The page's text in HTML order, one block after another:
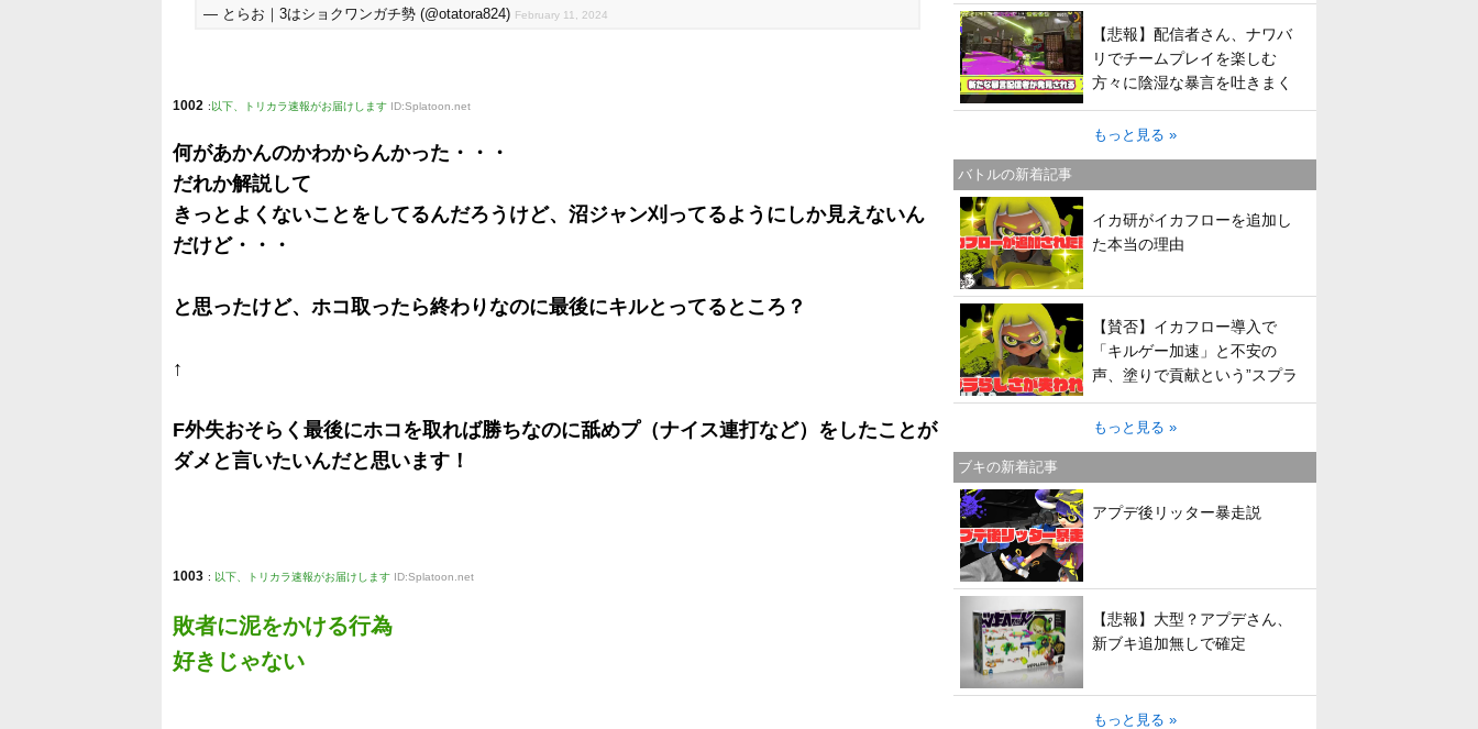
— とらお｜3はショクワンガチ勢 (@otatora824) February 11, 2024
1002 : 以下、トリカラ速報がお届けします ID:Splatoon.net
何があかんのかわからんかった・・・
だれか解説して
きっとよくないことをしてるんだろうけど、沼ジャン刈ってるようにしか見えないん
だけど・・・
と思ったけど、ホコ取ったら終わりなのに最後にキルとってるところ？
↑
F外失おそらく最後にホコを取れば勝ちなのに舐めプ（ナイス連打など）をしたことが
ダメと言いたいんだと思います！
1003 : 以下、トリカラ速報がお届けします ID:Splatoon.net
敗者に泥をかける行為
好きじゃない
【悲報】配信者さん、ナワバ
リでチームプレイを楽しむ
方々に陰湿な暴言を吐きまく
ってしまう
もっと見る »
バトルの新着記事
イカ研がイカフローを追加し
た本当の理由
【賛否】イカフロー導入で
「キルゲー加速」と不安の
声、塗りで貢献という”スプラ
らしさ”は失われてしまうのか
もっと見る »
ブキの新着記事
アプデ後リッター暴走説
【悲報】大型？アプデさん、
新ブキ追加無しで確定
もっと見る »